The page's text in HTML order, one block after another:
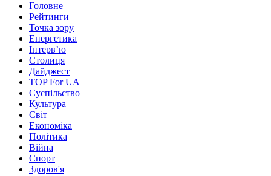
Головне
Рейтинги
Точка зору
Енергетика
Інтерв’ю
Столиця
Дайджест
TOP For UA
Суспiльство
Культура
Світ
Економіка
Політика
Війна
Спорт
Здоров'я